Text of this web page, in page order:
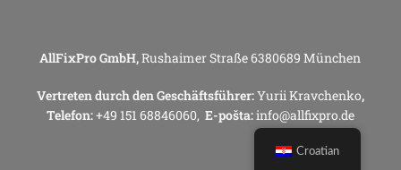
AllFixPro GmbH,Rushaimer Straße 6380689 München
Vertreten durch den Geschäftsführer:Yurii Kravchenko,
Telefon:+49 151 68846060, E-pošta:info@allfixpro.de
Croatian